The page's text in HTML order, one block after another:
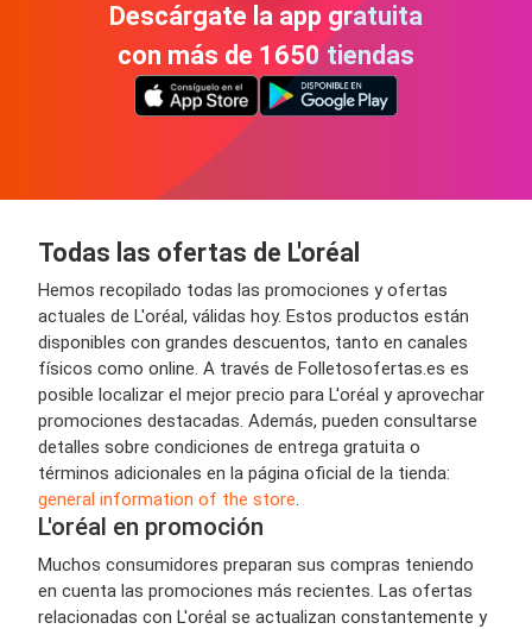
Descárgate la app gratuita
con más de 1650 tiendas
Todas las ofertas de L'oréal
Hemos recopilado todas las promociones y ofertas
actuales de L'oréal, válidas hoy. Estos productos están
disponibles con grandes descuentos, tanto en canales
físicos como online. A través de Folletosofertas.es es
posible localizar el mejor precio para L'oréal y aprovechar
promociones destacadas. Además, pueden consultarse
detalles sobre condiciones de entrega gratuita o
términos adicionales en la página oficial de la tienda:
general information of the store
L'oréal en promoción
Muchos consumidores preparan sus compras teniendo
en cuenta las promociones más recientes. Las ofertas
relacionadas con L'oréal se actualizan constantemente y